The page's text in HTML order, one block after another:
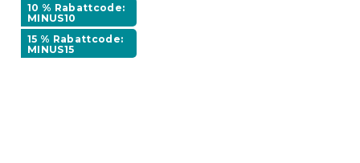
10 % Rabattcode:
MINUS10
15 % Rabattcode:
MINUS15